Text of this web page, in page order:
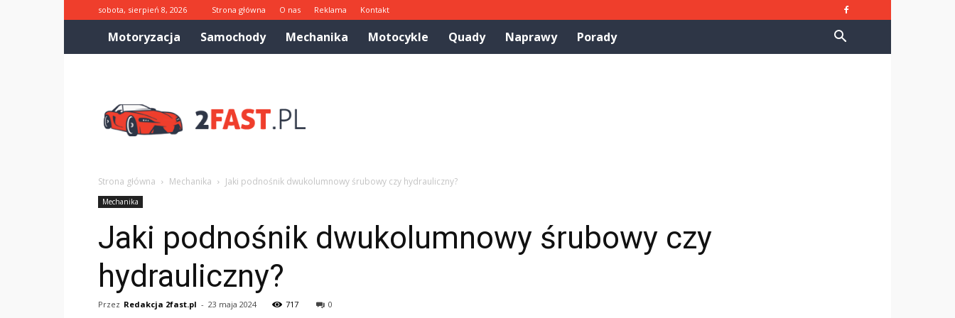
sobota, sierpień 8, 2026 Strona główna O nas Reklama Kontakt
Motoryzacja Samochody Mechanika Motocykle Quady Naprawy Porady
Strona główna Mechanika Jaki podnośnik dwukolumnowy śrubowy czy hydrauliczny?
Mechanika
Jaki podnośnik dwukolumnowy śrubowy czy
hydrauliczny?
Przez Redakcja 2fast.pl - 23 maja 2024 717 0